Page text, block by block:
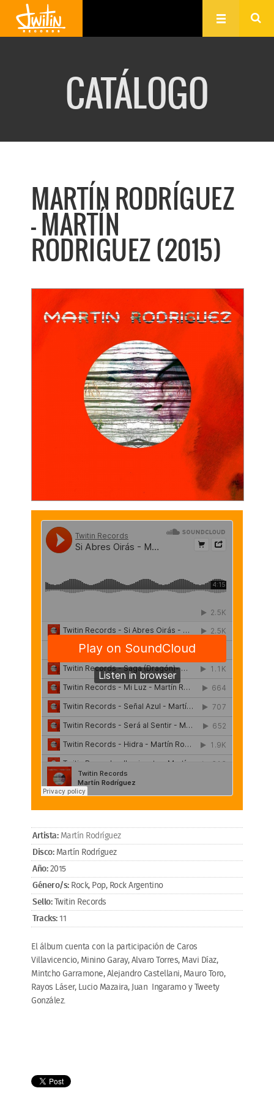
CATÁLOGO
MARTÍN RODRÍGUEZ
- MARTÍN
RODRIGUEZ (2015)
Artista: Martín Rodríguez
Disco: Martín Rodríguez
Año:2015
Género/s:Rock, Pop, Rock Argentino
Sello:Twitin Records
Tracks:11
El álbum cuenta con la participación de Caros
Villavicencio, Minino Garay, Alvaro Torres, Mavi Díaz,
Mintcho Garramone, Alejandro Castellani, Mauro Toro,
Rayos Láser, Lucio Mazaira, Juan Ingaramo y Tweety
González.